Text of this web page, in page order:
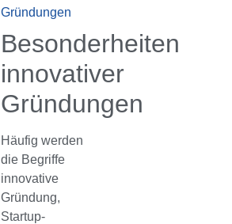
Besonderheiten
innovativer
Gründungen
Häufig werden
die Begriffe
innovative
Gründung,
Startup-